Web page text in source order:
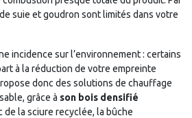
suie et goudron sont limités dans votre
incidence sur l’environnement : certains
à la réduction de votre empreinte
donc des solutions de chauffage
grâce à son bois densifié
de la sciure recyclée, la bûche